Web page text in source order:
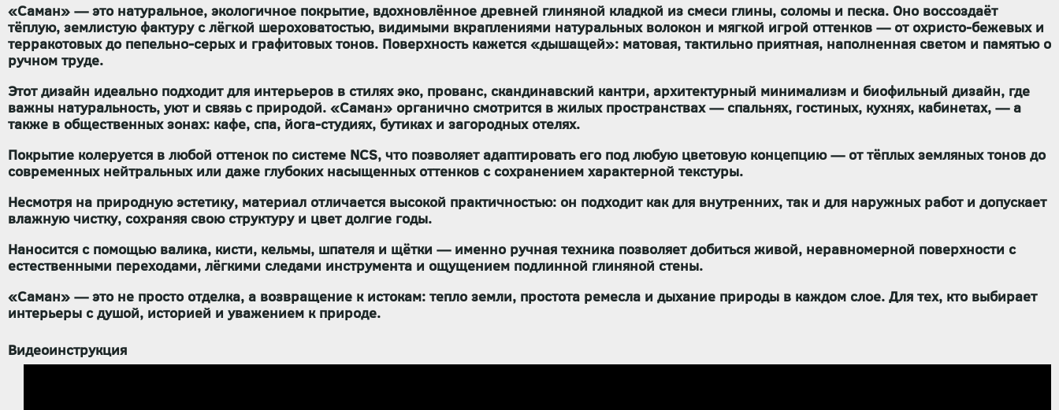
«Саман» — это натуральное, экологичное покрытие, вдохновлённое древней глиняной кладкой из смеси глины, соломы и песка. Оно воссоздаёт
тёплую, землистую фактурус лёгкой шероховатостью, видимыми вкраплениями натуральных волокон и мягкой игрой оттенков — от охристо-бежевых и
терракотовых до пепельно-серых и графитовых тонов. Поверхность кажется «дышащей»: матовая, тактильно приятная, наполненная светом и памятью о
ручном труде.
Этот дизайн идеально подходит для интерьеров в стиляхэко, прованс, скандинавский кантри, архитектурный минимализм и биофильный дизайн, где
важны натуральность, уют и связь с природой. «Саман» органично смотрится в жилых пространствах — спальнях, гостиных, кухнях, кабинетах, — а
также в общественных зонах: кафе, спа, йога-студиях, бутиках и загородных отелях.
Покрытие колеруется в любой оттенок по системе NCS, что позволяет адаптировать его под любую цветовую концепцию — от тёплых земляных тонов до
современных нейтральных или даже глубоких насыщенных оттенков с сохранением характерной текстуры.
Несмотря на природную эстетику, материал отличается высокой практичностью: он подходит как для внутренних, так и для наружных работи допускает
влажную чистку, сохраняя свою структуру и цвет долгие годы.
Наносится с помощью валика, кисти, кельмы, шпателя и щётки — именно ручная техника позволяет добиться живой, неравномерной поверхности с
естественными переходами, лёгкими следами инструмента и ощущением подлинной глиняной стены.
«Саман» — это не просто отделка, а возвращение к истокам: тепло земли, простота ремесла и дыхание природы в каждом слое. Для тех, кто выбирает
интерьеры с душой, историей и уважением к природе.
Видеоинструкция